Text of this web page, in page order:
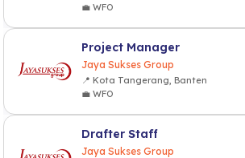
💼 WFO
Project Manager
Jaya Sukses Group
📍 Kota Tangerang, Banten
💼 WFO
Drafter Staff
Jaya Sukses Group